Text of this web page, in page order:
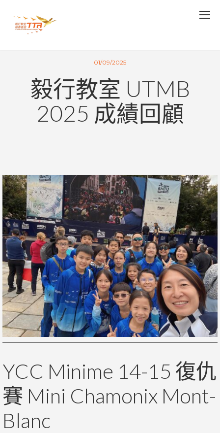
01/09/2025
毅行教室 UTMB
2025 成績回顧
YCC Minime 14-15 復仇
賽 Mini Chamonix Mont-
Blanc